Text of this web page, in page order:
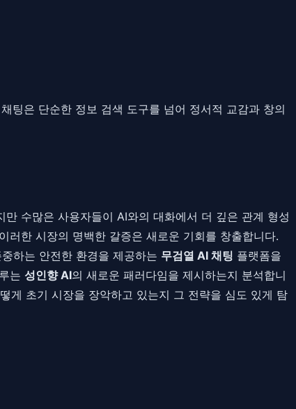
은 단순한 정보 검색 도구를 넘어 정서적 교감과 창의
수많은 사용자들이 AI와의 대화에서 더 깊은 관계 형성
러한 시장의 명백한 갈증은 새로운 기회를 창출합니다.
하는 안전한 환경을 제공하는 무검열 AI 채팅 플랫폼을
는 성인향 AI의 새로운 패러다임을 제시하는지 분석합니
게 초기 시장을 장악하고 있는지 그 전략을 심도 있게 탐